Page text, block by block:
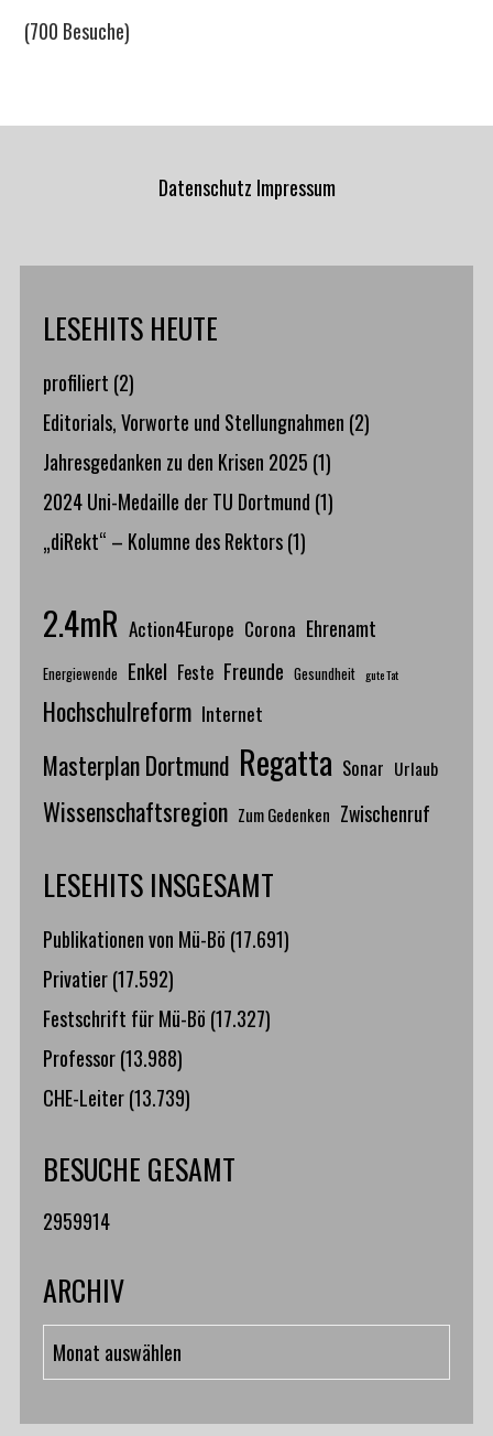
(700 Besuche)
Datenschutz Impressum
LESEHITS HEUTE
profiliert (2)
Editorials, Vorworte und Stellungnahmen (2)
Jahresgedanken zu den Krisen 2025 (1)
2024 Uni-Medaille der TU Dortmund (1)
„diRekt“ – Kolumne des Rektors (1)
2.4mR Action4Europe Corona Ehrenamt
Energiewende Enkel Feste Freunde Gesundheit gute Tat
Hochschulreform Internet
Masterplan Dortmund Regatta Sonar Urlaub
Wissenschaftsregion Zum Gedenken Zwischenruf
LESEHITS INSGESAMT
Publikationen von Mü-Bö (17.691)
Privatier (17.592)
Festschrift für Mü-Bö (17.327)
Professor (13.988)
CHE-Leiter (13.739)
BESUCHE GESAMT
2959914
ARCHIV
Archiv